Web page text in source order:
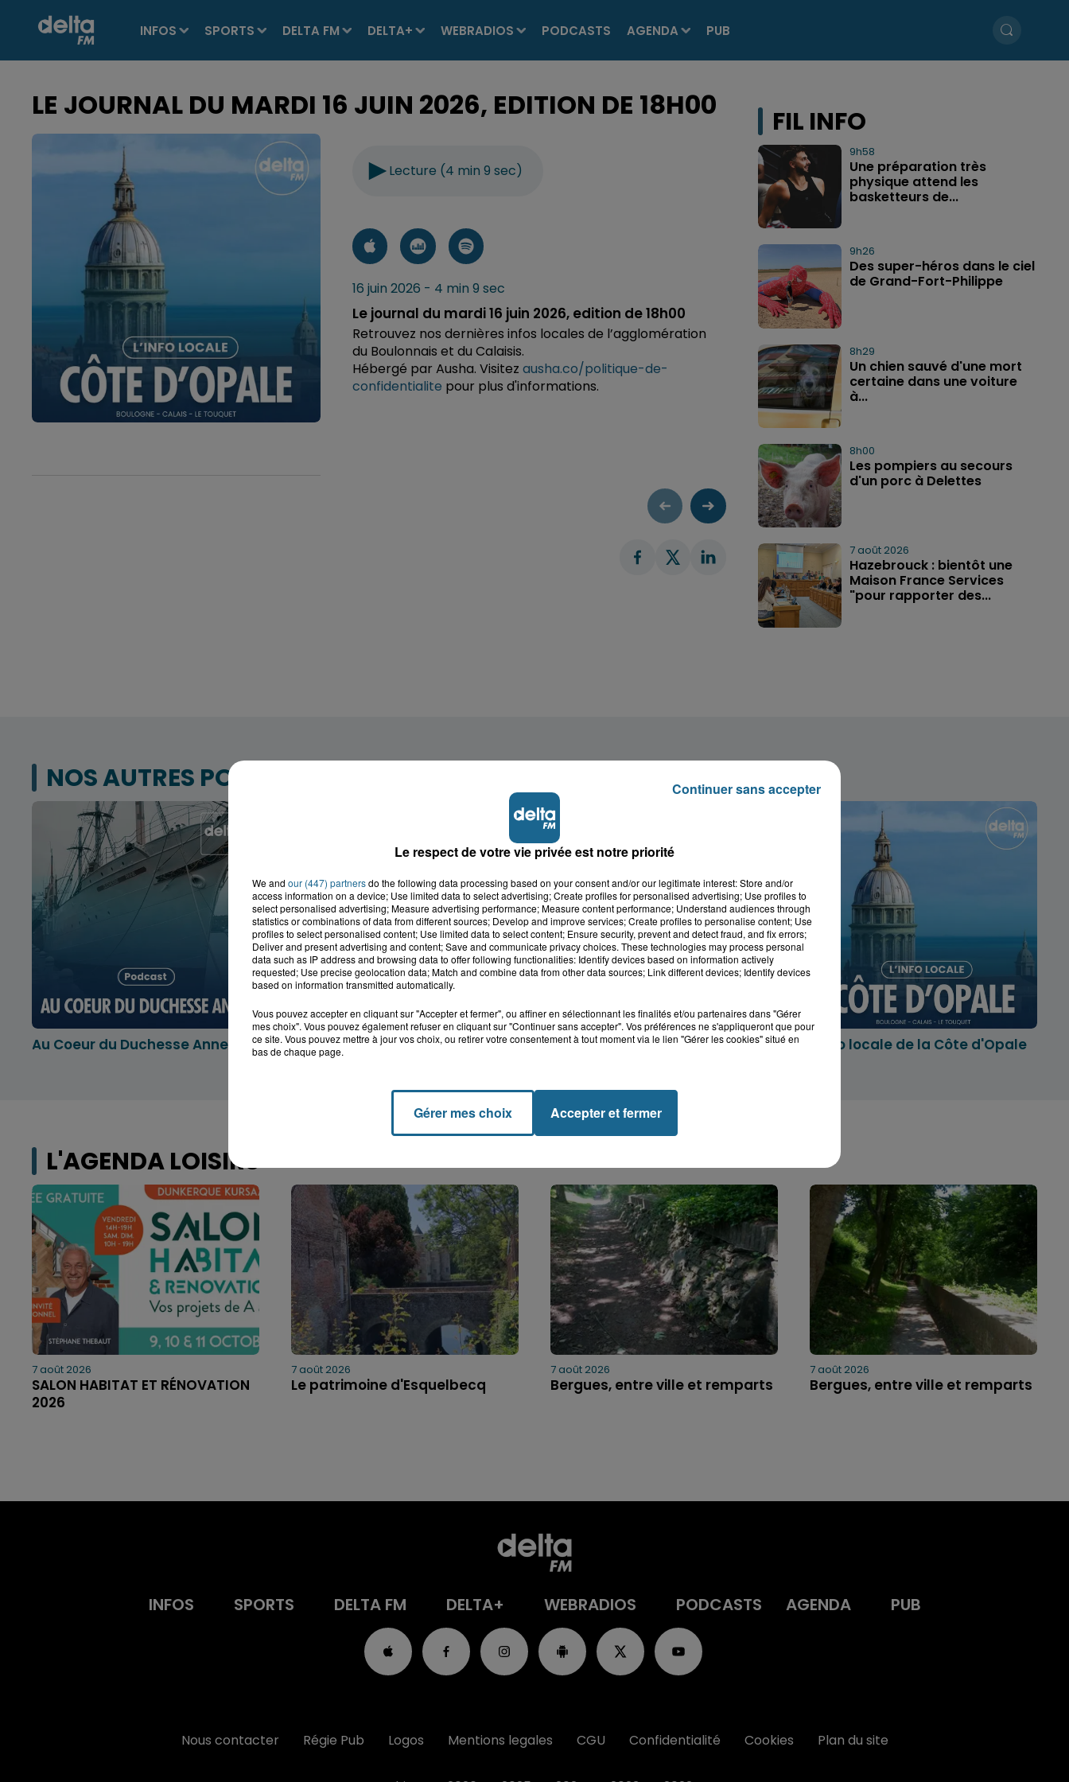
INFOS SPORTS DELTA FM DELTA+ WEBRADIOS PODCASTS AGENDA PUB
LE JOURNAL DU MARDI 16 JUIN 2026, EDITION DE 18H00
Lecture (4 min 9 sec)
16 juin 2026 - 4 min 9 sec
Le journal du mardi 16 juin 2026, edition de 18h00
Retrouvez nos dernières infos locales de l’agglomération
du Boulonnais et du Calaisis.
Hébergé par Ausha. Visitez ausha.co/politique-de-
confidentialite pour plus d'informations.
FIL INFO
9h58
Une préparation très
physique attend les
basketteurs de...
9h26
Des super-héros dans le ciel
de Grand-Fort-Philippe
8h29
Un chien sauvé d'une mort
certaine dans une voiture
à...
8h00
Les pompiers au secours
d'un porc à Delettes
7 août 2026
Hazebrouck : bientôt une
Maison France Services
"pour rapporter des...
NOS AUTRES PODCASTS
Au Coeur du Duchesse Anne
L'info locale dans le
Dunkerquois
L'info locale de l'Audomarois L'info locale de la Côte d'Opale
L'AGENDA LOISIRS
7 août 2026
SALON HABITAT ET RÉNOVATION
2026
7 août 2026
Le patrimoine d'Esquelbecq
7 août 2026
Bergues, entre ville et remparts
7 août 2026
Bergues, entre ville et remparts
INFOS SPORTS DELTA FM DELTA+ WEBRADIOS PODCASTS AGENDA PUB
Nous contacter Régie Pub Logos Mentions legales CGU Confidentialité Cookies Plan du site
Le respect de votre vie privée est notre priorité
We and our (447) partnersdo the following data processing based on your consent and/or our legitimate interest: Store and/or
access information on a device; Use limited data to select advertising; Create profiles for personalised advertising; Use profiles to
select personalised advertising; Measure advertising performance; Measure content performance; Understand audiences through
statistics or combinations of data from different sources; Develop and improve services; Create profiles to personalise content; Use
profiles to select personalised content; Use limited data to select content; Ensure security, prevent and detect fraud, and fix errors;
Deliver and present advertising and content; Save and communicate privacy choices. These technologies may process personal
data such as IP address and browsing data to offer following functionalities: Identify devices based on information actively
requested; Use precise geolocation data; Match and combine data from other data sources; Link different devices; Identify devices
based on information transmitted automatically.
Vous pouvez accepter en cliquant sur "Accepter et fermer", ou affiner en sélectionnant les finalités et/ou partenaires dans "Gérer
mes choix". Vous pouvez également refuser en cliquant sur "Continuer sans accepter". Vos préférences ne s'appliqueront que pour
ce site. Vous pouvez mettre à jour vos choix, ou retirer votre consentement à tout moment via le lien "Gérer les cookies" situé en
bas de chaque page.
Gérer mes choix Accepter et fermer
Continuer sans accepter